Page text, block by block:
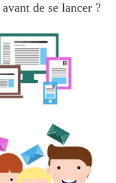
de se lancer ?